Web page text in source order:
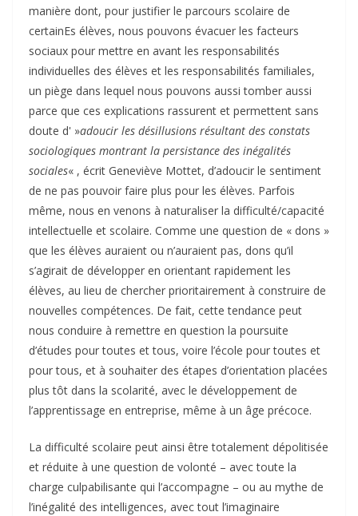
manière dont, pour justifier le parcours scolaire de
certainEs élèves, nous pouvons évacuer les facteurs
sociaux pour mettre en avant les responsabilités
individuelles des élèves et les responsabilités familiales,
un piège dans lequel nous pouvons aussi tomber aussi
parce que ces explications rassurent et permettent sans
doute d' »adoucir les désillusions résultant des constats
sociologiques montrant la persistance des inégalités
sociales« , écrit Geneviève Mottet, d’adoucir le sentiment
de ne pas pouvoir faire plus pour les élèves. Parfois
même, nous en venons à naturaliser la difficulté/capacité
intellectuelle et scolaire. Comme une question de « dons »
que les élèves auraient ou n’auraient pas, dons qu’il
s’agirait de développer en orientant rapidement les
élèves, au lieu de chercher prioritairement à construire de
nouvelles compétences. De fait, cette tendance peut
nous conduire à remettre en question la poursuite
d’études pour toutes et tous, voire l’école pour toutes et
pour tous, et à souhaiter des étapes d’orientation placées
plus tôt dans la scolarité, avec le développement de
l’apprentissage en entreprise, même à un âge précoce.
La difficulté scolaire peut ainsi être totalement dépolitisée
et réduite à une question de volonté – avec toute la
charge culpabilisante qui l’accompagne – ou au mythe de
l’inégalité des intelligences, avec tout l’imaginaire